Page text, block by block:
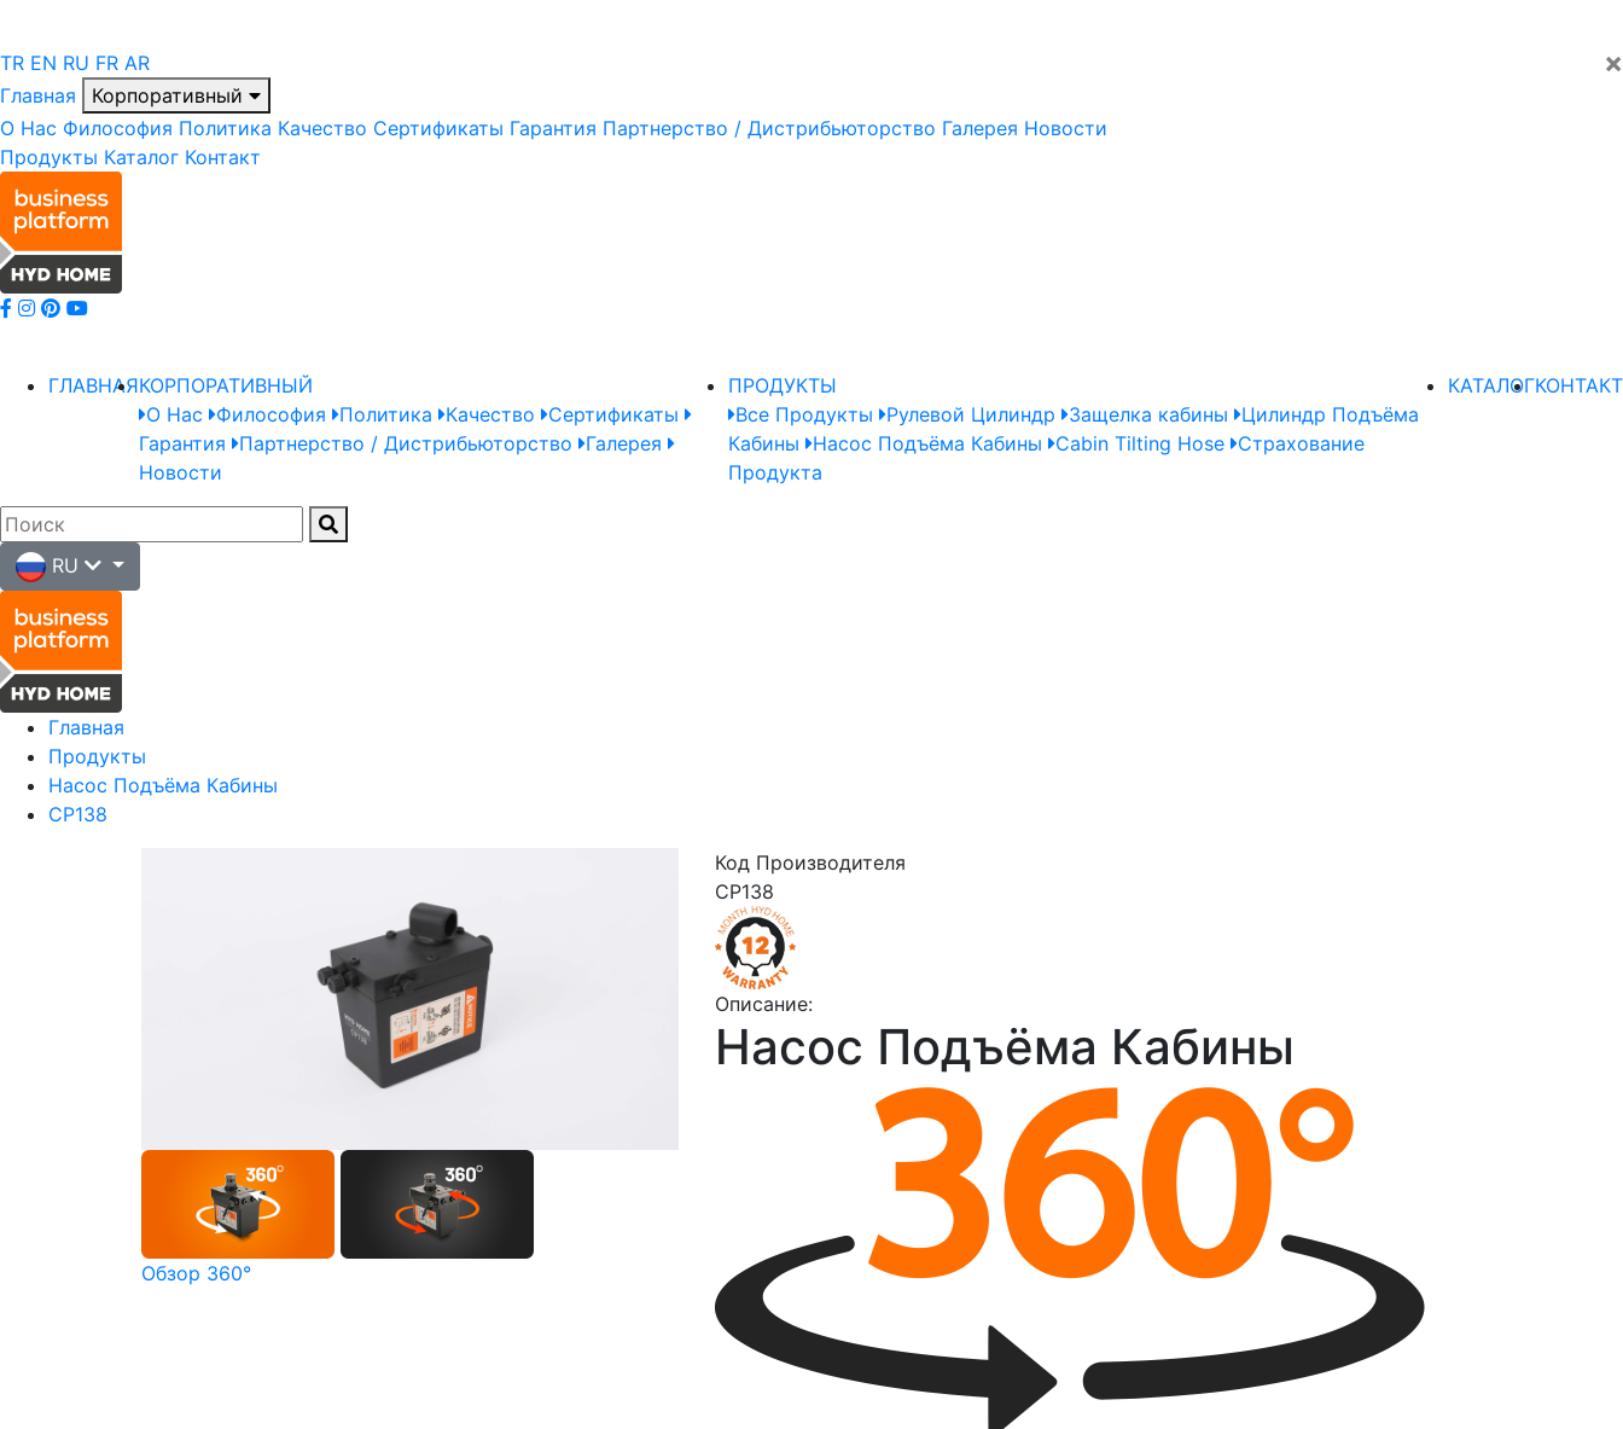
×
TR EN RU FR AR
Главная
Корпоративный
О Нас Философия Политика Качество Сертификаты Гарантия Партнерство / Дистрибьюторство Галерея Новости
Продукты Каталог Контакт
ГЛАВНАЯКОРПОРАТИВНЫЙ
О Нас
Философия Политика Качество
Сертификаты
Гарантия
Партнерство / Дистрибьюторство
Галерея
Новости
ПРОДУКТЫ
Все Продукты
Рулевой Цилиндр Защелка кабины
Цилиндр Подъёма
Кабины
Насос Подъёма Кабины Cabin Tilting Hose
Страхование
Продукта
КАТАЛОГКОНТАКТ
RU
Главная
Продукты
Насос Подъёма Кабины
CP138
Обзор 360°
Код Производителя
CP138
Описание:
Насос Подъёма Кабины